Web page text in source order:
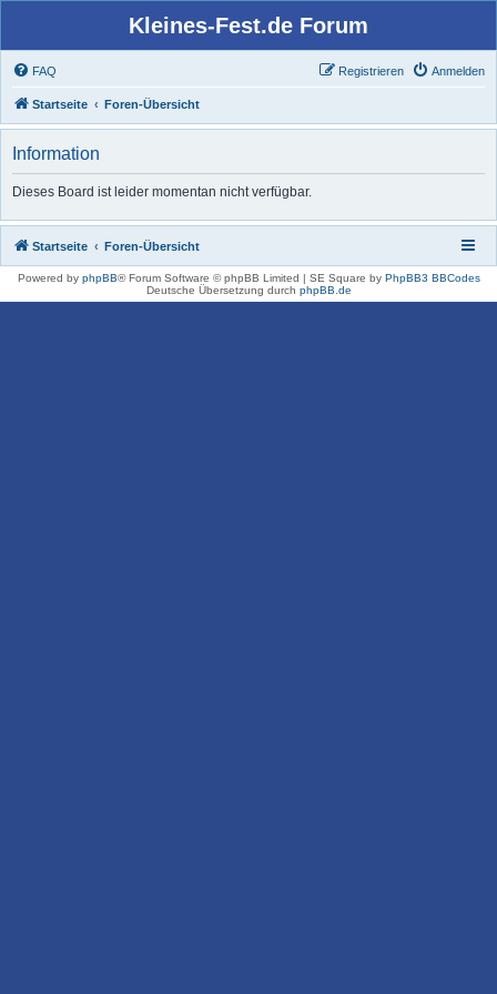
Kleines-Fest.de Forum
FAQ Anmelden
Registrieren
Startseite Foren-Übersicht
Information
Dieses Board ist leider momentan nicht verfügbar.
Startseite Foren-Übersicht
Powered by phpBB® Forum Software © phpBB Limited | SE Square by PhpBB3 BBCodes
Deutsche Übersetzung durch phpBB.de